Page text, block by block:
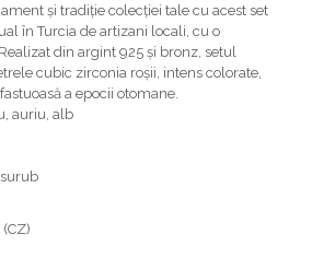
și tradiție colecției tale cu acest set
în Turcia de artizani locali, cu o
din argint 925 și bronz, setul
cubic zirconia roșii, intens colorate,
a epocii otomane.
auriu, alb